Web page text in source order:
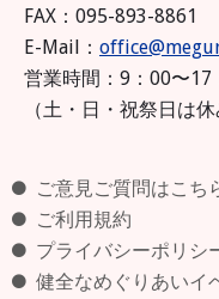
FAX：095-893-8861
E-Mail：
営業時間：9：00〜17
（土・日・祝祭日は休
ご意見ご質問はこち
ご利用規約
プライバシーポリシ
健全なめぐりあいイ